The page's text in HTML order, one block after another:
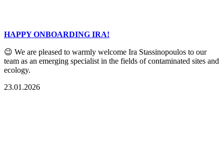
HAPPY ONBOARDING IRA!
😉 We are pleased to warmly welcome Ira Stassinopoulos to our
team as an emerging specialist in the fields of contaminated sites and
ecology.
23.01.2026